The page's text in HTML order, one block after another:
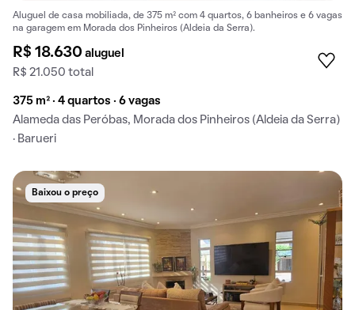
Aluguel de casa mobiliada, de 375 m² com 4 quartos, 6 banheiros e 6 vagas
na garagem em Morada dos Pinheiros (Aldeia da Serra).
R$ 18.630aluguel
R$ 21.050 total
375 m² · 4 quartos · 6 vagas
Alameda das Peróbas, Morada dos Pinheiros (Aldeia da Serra)
· Barueri
Baixou o preço